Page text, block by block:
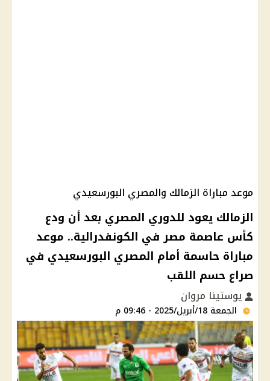
موعد مباراة الزمالك والمصري البورسعيدي
الزمالك يعود للدوري المصري بعد أن ودع
كأس عاصمة مصر في الكونفدرالية.. موعد
مباراة حاسمة أمام المصري البورسعيدي في
صراع حسم اللقب
يوستينا مروان
الجمعة 18/أبريل/2025 - 09:46 م